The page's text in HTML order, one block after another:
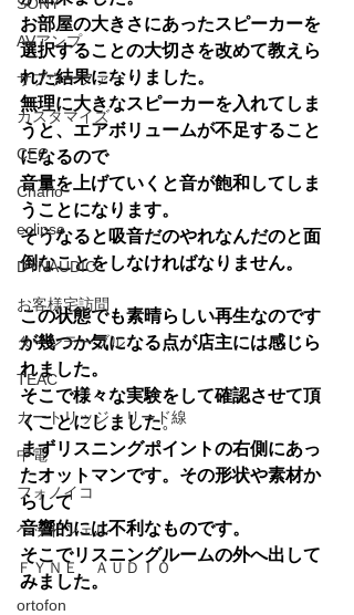
AVアンプ
サブウーファー
カスタマイズ
CEC
Chario
eclipse
DYNAUDIO
お客様宅訪問
ターンテーブル
TEAC
カートリッジ・リード線
中電
フォノイコ
ヘッドシェル
ＦＹＮＥ ＡＵＤＩＯ
ortofon
お部屋の大きさにあったスピーカーを
選択することの大切さを改めて教えら
れた結果になりました。
無理に大きなスピーカーを入れてしま
うと、エアボリュームが不足すること
になるので
音量を上げていくと音が飽和してしま
うことになります。
そうなると吸音だのやれなんだのと面
倒なことをしなければなりません。
この状態でも素晴らしい再生なのです
が幾つか気になる点が店主には感じら
れました。
そこで様々な実験をして確認させて頂
くことにしました。
まずリスニングポイントの右側にあっ
たオットマンです。その形状や素材か
らして
音響的には不利なものです。
そこでリスニングルームの外へ出して
みました。